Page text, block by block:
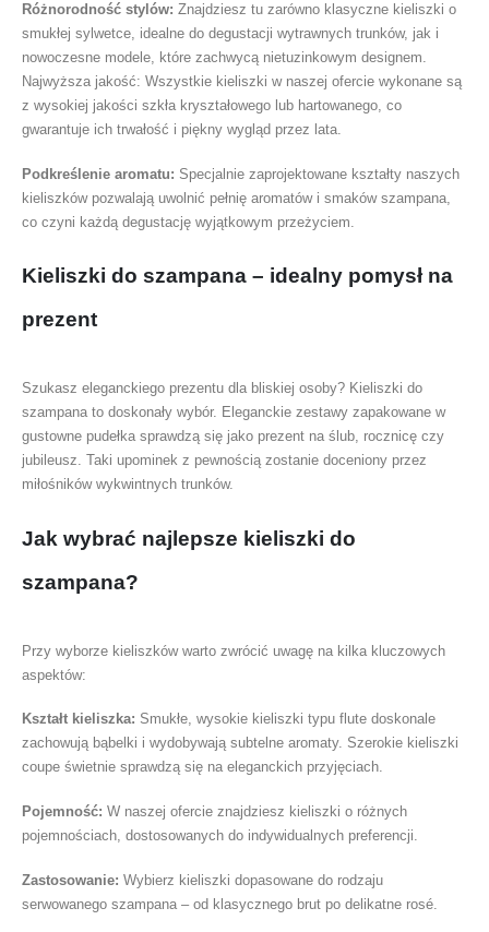
Różnorodność stylów: Znajdziesz tu zarówno klasyczne kieliszki o
smukłej sylwetce, idealne do degustacji wytrawnych trunków, jak i
nowoczesne modele, które zachwycą nietuzinkowym designem.
Najwyższa jakość: Wszystkie kieliszki w naszej ofercie wykonane są
z wysokiej jakości szkła kryształowego lub hartowanego, co
gwarantuje ich trwałość i piękny wygląd przez lata.
Podkreślenie aromatu: Specjalnie zaprojektowane kształty naszych
kieliszków pozwalają uwolnić pełnię aromatów i smaków szampana,
co czyni każdą degustację wyjątkowym przeżyciem.
Kieliszki do szampana – idealny pomysł na
prezent
Szukasz eleganckiego prezentu dla bliskiej osoby? Kieliszki do
szampana to doskonały wybór. Eleganckie zestawy zapakowane w
gustowne pudełka sprawdzą się jako prezent na ślub, rocznicę czy
jubileusz. Taki upominek z pewnością zostanie doceniony przez
miłośników wykwintnych trunków.
Jak wybrać najlepsze kieliszki do
szampana?
Przy wyborze kieliszków warto zwrócić uwagę na kilka kluczowych
aspektów:
Kształt kieliszka: Smukłe, wysokie kieliszki typu flute doskonale
zachowują bąbelki i wydobywają subtelne aromaty. Szerokie kieliszki
coupe świetnie sprawdzą się na eleganckich przyjęciach.
Pojemność: W naszej ofercie znajdziesz kieliszki o różnych
pojemnościach, dostosowanych do indywidualnych preferencji.
Zastosowanie: Wybierz kieliszki dopasowane do rodzaju
serwowanego szampana – od klasycznego brut po delikatne rosé.